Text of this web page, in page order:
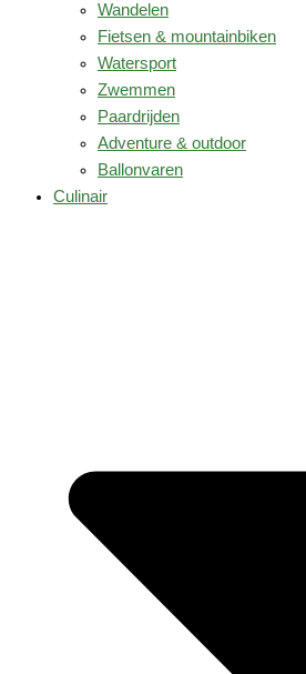
Wandelen
Fietsen & mountainbiken
Watersport
Zwemmen
Paardrijden
Adventure & outdoor
Ballonvaren
Culinair